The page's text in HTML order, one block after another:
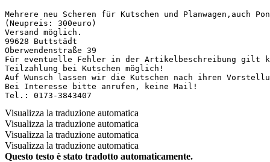
Mehrere neu Scheren für Kutschen und Planwagen,auch
(Neupreis: 300euro)
Versand möglich.
99628 Buttstädt
Oberwendenstraße 39
Für eventuelle Fehler in der Artikelbeschreibung gilt
Teilzahlung bei Kutschen möglich!
Auf Wunsch lassen wir die Kutschen nach ihren
Bei Interesse bitte anrufen, keine Mail!
Tel.: 0173-3843407
Visualizza la traduzione automatica
Visualizza la traduzione automatica
Visualizza la traduzione automatica
Visualizza la traduzione automatica
Questo testo è stato tradotto automaticamente.